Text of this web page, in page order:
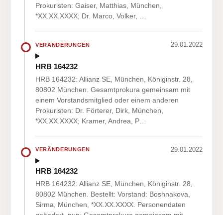
Prokuristen: Gaiser, Matthias, München,
*XX.XX.XXXX; Dr. Marco, Volker, …
VERÄNDERUNGEN 29.01.2022
HRB 164232
HRB 164232: Allianz SE, München, Königinstr. 28,
80802 München. Gesamtprokura gemeinsam mit
einem Vorstandsmitglied oder einem anderen
Prokuristen: Dr. Förterer, Dirk, München,
*XX.XX.XXXX; Kramer, Andrea, P…
VERÄNDERUNGEN 29.01.2022
HRB 164232
HRB 164232: Allianz SE, München, Königinstr. 28,
80802 München. Bestellt: Vorstand: Boshnakova,
Sirma, München, *XX.XX.XXXX. Personendaten